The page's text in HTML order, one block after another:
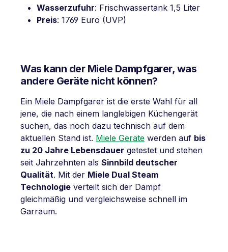
Wasserzufuhr: Frischwassertank 1,5 Liter
Preis: 1769 Euro (UVP)
Was kann der Miele Dampfgarer, was
andere Geräte nicht können?
Ein Miele Dampfgarer ist die erste Wahl für all
jene, die nach einem langlebigen Küchengerät
suchen, das noch dazu technisch auf dem
aktuellen Stand ist. Miele Geräte werden auf bis
zu 20 Jahre Lebensdauer getestet und stehen
seit Jahrzehnten als Sinnbild deutscher
Qualität. Mit der Miele Dual Steam
Technologie verteilt sich der Dampf
gleichmäßig und vergleichsweise schnell im
Garraum.